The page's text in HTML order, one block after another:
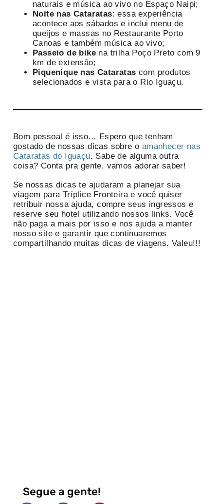
naturais e música ao vivo no Espaço Naipi;
Noite nas Cataratas: essa experiência
acontece aos sábados e inclui menu de
queijos e massas no Restaurante Porto
Canoas e também música ao vivo;
Passeio de bike na trilha Poço Preto com 9
km de extensão;
Piquenique nas Cataratas com produtos
selecionados e vista para o Rio Iguaçu.
Bom pessoal é isso… Espero que tenham
gostado de nossas dicas sobre o amanhecer nas
Cataratas do Iguaçu. Sabe de alguma outra
coisa? Conta pra gente, vamos adorar saber!
Se nossas dicas te ajudaram a planejar sua
viagem para Tríplice Fronteira e você quiser
retribuir nossa ajuda, compre seus ingressos e
reserve seu hotel utilizando nossos links. Você
não paga a mais por isso e nos ajuda a manter
nosso site e garantir que continuaremos
compartilhando muitas dicas de viagens. Valeu!!!
Segue a gente!